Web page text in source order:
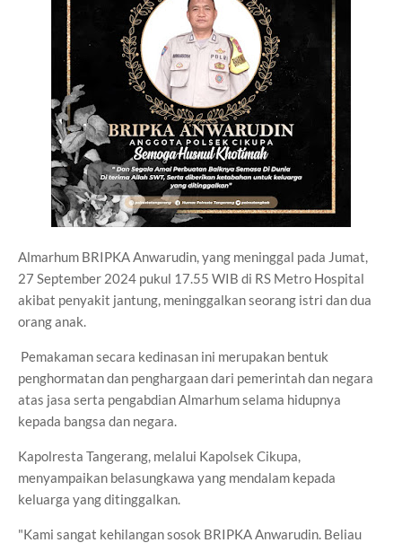
Almarhum BRIPKA Anwarudin, yang meninggal pada Jumat,
27 September 2024 pukul 17.55 WIB di RS Metro Hospital
akibat penyakit jantung, meninggalkan seorang istri dan dua
orang anak.
Pemakaman secara kedinasan ini merupakan bentuk
penghormatan dan penghargaan dari pemerintah dan negara
atas jasa serta pengabdian Almarhum selama hidupnya
kepada bangsa dan negara.
Kapolresta Tangerang, melalui Kapolsek Cikupa,
menyampaikan belasungkawa yang mendalam kepada
keluarga yang ditinggalkan.
"Kami sangat kehilangan sosok BRIPKA Anwarudin. Beliau